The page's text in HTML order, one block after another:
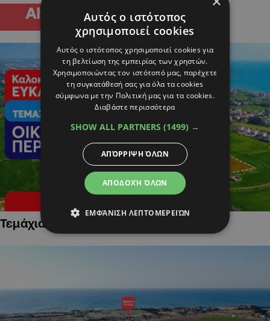
Τεμάχια Γης σε Οικιστικές Περιοχές
Αυτός ο ιστότοπος
χρησιμοποιεί cookies
Αυτός ο ιστότοπος χρησιμοποιεί cookies για
τη βελτίωση της εμπειρίας των χρηστών.
Χρησιμοποιώντας τον ιστότοπό μας, παρέχετε
τη συγκατάθεσή σας για όλα τα cookies
σύμφωνα με την Πολιτική μας για τα cookies.
Διαβάστε περισσότερα
SHOW ALL PARTNERS (1499) →
ΑΠΟΔΟΧΉ ΌΛΩΝ
ΑΠΌΡΡΙΨΗ ΌΛΩΝ
ΕΜΦΆΝΙΣΗ ΛΕΠΤΟΜΕΡΕΙΏΝ